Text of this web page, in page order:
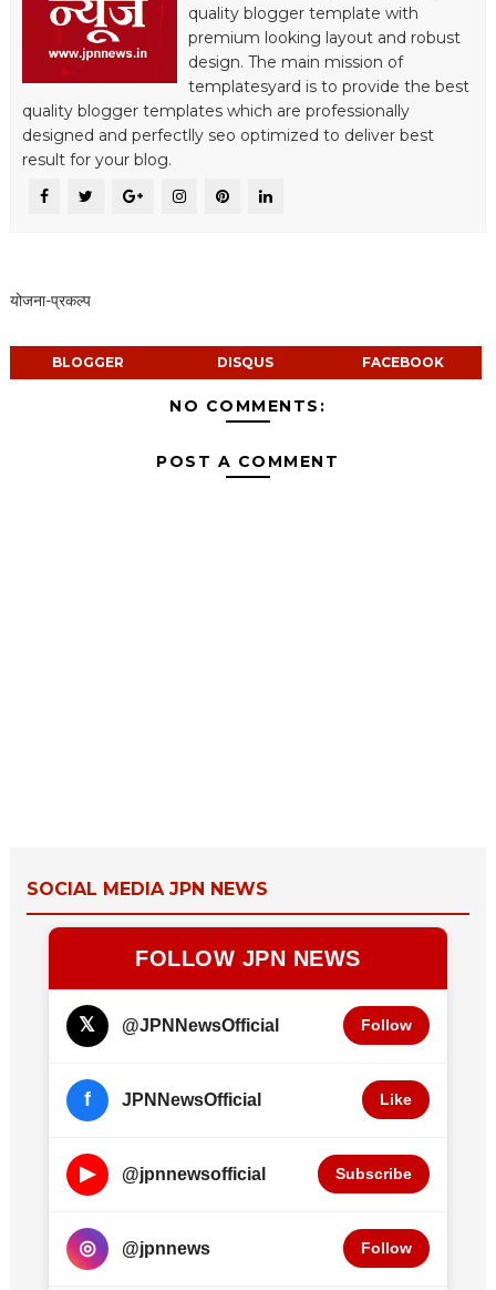
quality blogger template with
premium looking layout and robust
design. The main mission of
templatesyard is to provide the best
quality blogger templates which are professionally
designed and perfectlly seo optimized to deliver best
result for your blog.
योजना-प्रकल्प
BLOGGER DISQUS FACEBOOK
NO COMMENTS:
POST A COMMENT
SOCIAL MEDIA JPN NEWS
FOLLOW JPN NEWS
𝕏 @JPNNewsOfficial Follow
f JPNNewsOfficial Like
▶ @jpnnewsofficial Subscribe
◎ @jpnnews Follow